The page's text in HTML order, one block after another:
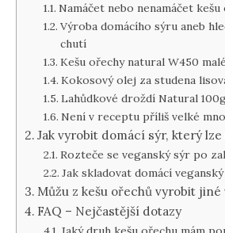
Namáčet nebo nenamáčet kešu
Výroba domácího sýru aneb
chutí
Kešu ořechy natural W450 malé
Kokosový olej za studena
Lahůdkové droždí Natural
Není v receptu příliš velké
Jak vyrobit domácí sýr, který
Rozteče se veganský sýr po
Jak skladovat domácí
Můžu z kešu ořechů vyrobit jiné
FAQ – Nejčastější dotazy